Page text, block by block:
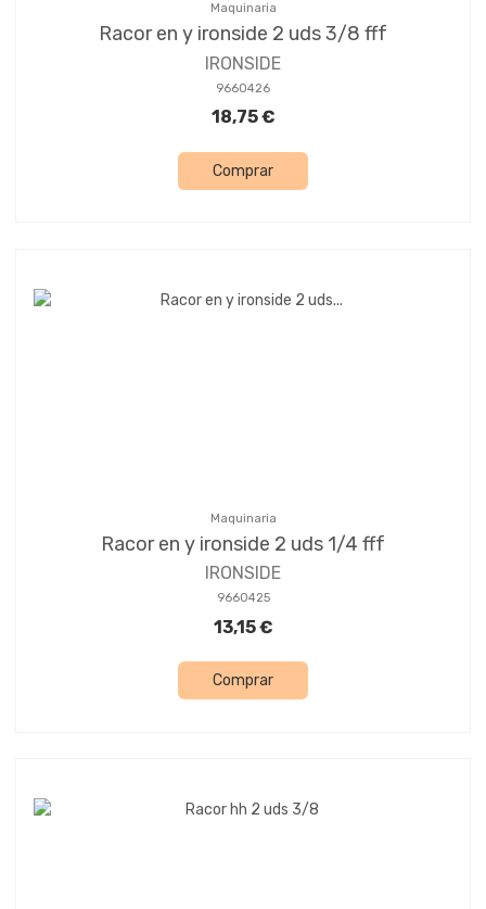
Maquinaria
Racor en y ironside 2 uds 3/8 fff
IRONSIDE
9660426
18,75 €
Comprar
Maquinaria
Racor en y ironside 2 uds 1/4 fff
IRONSIDE
9660425
13,15 €
Comprar